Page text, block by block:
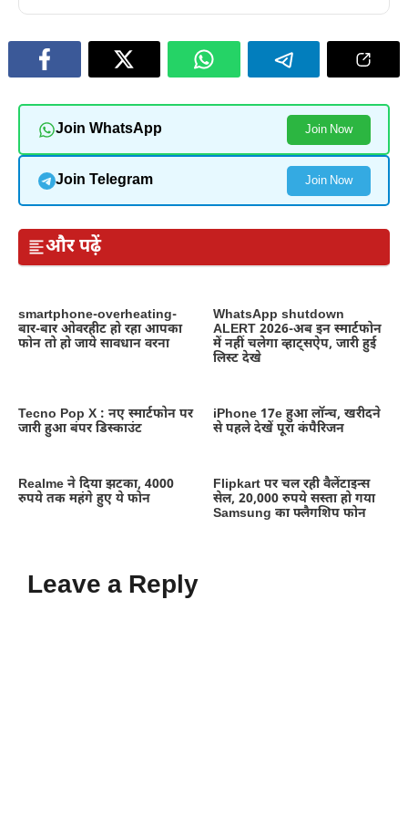
Join WhatsApp Join Now
Join Telegram Join Now
और पढ़ें
smartphone-overheating-
बार-बार ओवरहीट हो रहा आपका
फोन तो हो जाये सावधान वरना
WhatsApp shutdown
ALERT 2026-अब इन स्मार्टफोन
में नहीं चलेगा व्हाट्सऐप, जारी हुई
लिस्ट देखे
Tecno Pop X : नए स्मार्टफोन पर
जारी हुआ बंपर डिस्काउंट
iPhone 17e हुआ लॉन्च, खरीदने
से पहले देखें पूरा कंपैरिजन
Realme ने दिया झटका, 4000
रुपये तक महंगे हुए ये फोन
Flipkart पर चल रही वैलेंटाइन्स
सेल, 20,000 रुपये सस्ता हो गया
Samsung का फ्लैगशिप फोन
Leave a Reply